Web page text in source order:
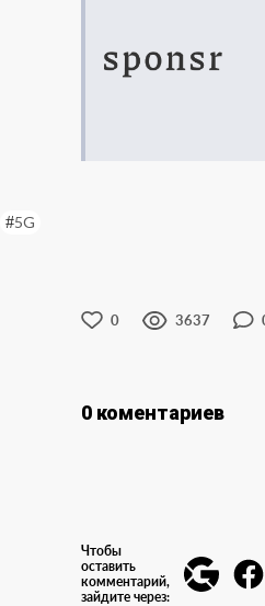
#5G
0 3637
0 коментариев
Чтобы
оставить
комментарий,
зайдите через: